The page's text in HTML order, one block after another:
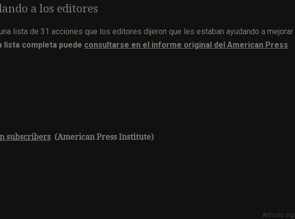
a los editores
lista de 31 acciones que los editores dijeron que les estaban ayudando a mejorar
lista completa puede consultarse en el informe original del American Press
subscribers (American Press Institute)
Artículo